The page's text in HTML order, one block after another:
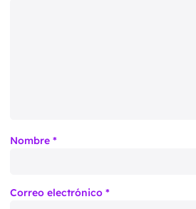
Nombre *
Correo electrónico *